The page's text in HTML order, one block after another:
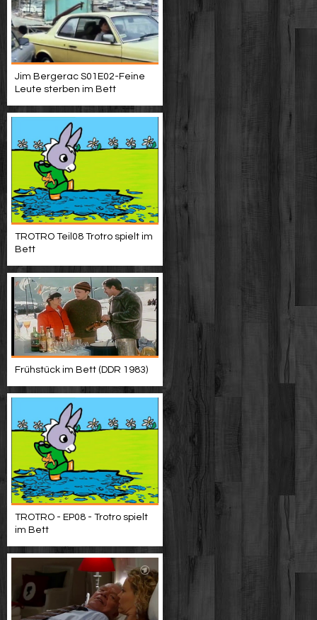
Jim Bergerac S01E02-Feine
Leute sterben im Bett
TROTRO Teil08 Trotro spielt im
Bett
Frühstück im Bett (DDR 1983)
TROTRO - EP08 - Trotro spielt
im Bett